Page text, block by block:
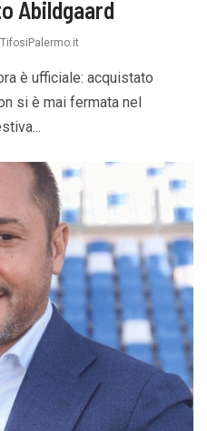
Abildgaard
è ufficiale: acquistato
si è mai fermata nel